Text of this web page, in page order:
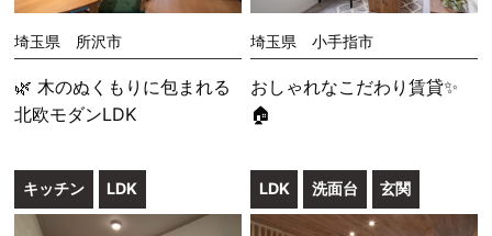
埼玉県 所沢市
🌿 木のぬくもりに包まれる
北欧モダンLDK
埼玉県 小手指市
おしゃれなこだわり賃貸✨
🏠
キッチン LDK LDK 洗面台 玄関